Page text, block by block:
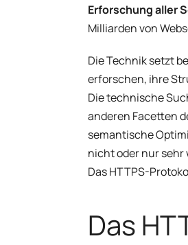
Erforschung aller
Milliarden von
Die Technik setzt
erforschen, ihre
Die technische
anderen Facetten
semantische
nicht oder nur sehr
Das HTTPS-
Das